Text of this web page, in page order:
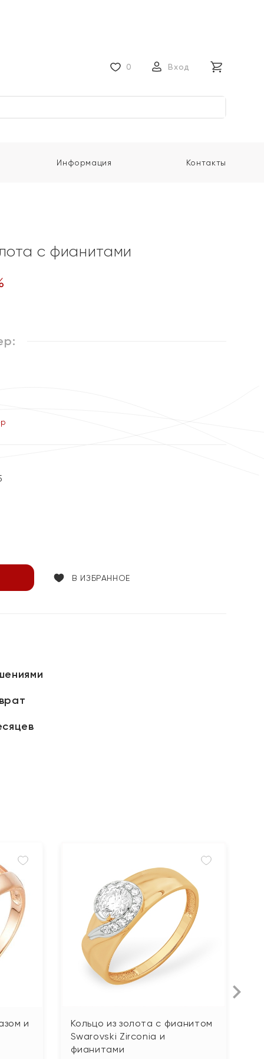
0 Вход
Информация Контакты
с фианитами
В ИЗБРАННОЕ
и
Кольцо из золота с фианитом
Swarovski Zirconia и
фианитами